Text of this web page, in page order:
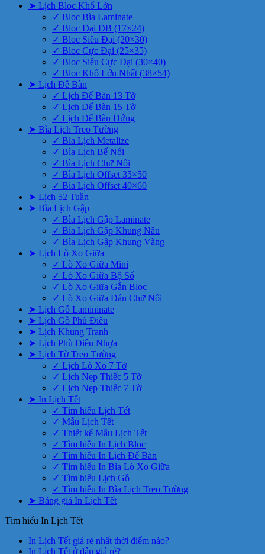
➤ Lịch Bloc Khổ Lớn
✓ Bloc Bìa Laminate
✓ Bloc Đại ĐB (17×24)
✓ Bloc Siêu Đại (20×30)
✓ Bloc Cực Đại (25×35)
✓ Bloc Siêu Cực Đại (30×40)
✓ Bloc Khổ Lớn Nhất (38×54)
➤ Lịch Để Bàn
✓ Lịch Để Bàn 13 Tờ
✓ Lịch Để Bàn 15 Tờ
✓ Lịch Để Bàn Đứng
➤ Bìa Lịch Treo Tường
✓ Bìa Lịch Metalize
✓ Bìa Lịch Bế Nổi
✓ Bìa Lịch Chữ Nổi
✓ Bìa Lịch Offset 35×50
✓ Bìa Lịch Offset 40×60
➤ Lịch 52 Tuần
➤ Bìa Lịch Gập
✓ Bìa Lịch Gập Laminate
✓ Bìa Lịch Gập Khung Nâu
✓ Bìa Lịch Gập Khung Vàng
➤ Lịch Lò Xo Giữa
✓ Lò Xo Giữa Mini
✓ Lò Xo Giữa Bộ Số
✓ Lò Xo Giữa Gắn Bloc
✓ Lò Xo Giữa Dán Chữ Nổi
➤ Lịch Gỗ Lamininate
➤ Lịch Gỗ Phù Điêu
➤ Lịch Khung Tranh
➤ Lịch Phù Điêu Nhựa
➤ Lịch Tờ Treo Tường
✓ Lịch Lò Xo 7 Tờ
✓ Lịch Nẹp Thiếc 5 Tờ
✓ Lịch Nẹp Thiếc 7 Tờ
➤ In Lịch Tết
✓ Tìm hiểu Lịch Tết
✓ Mẫu Lịch Tết
✓ Thiết kế Mẫu Lịch Tết
✓ Tìm hiểu In Lịch Bloc
✓ Tìm hiểu In Lịch Để Bàn
✓ Tìm hiểu In Bìa Lò Xo Giữa
✓ Tìm hiểu Lịch Gỗ
✓ Tìm hiểu In Bìa Lịch Treo Tường
➤ Bảng giá In Lịch Tết
Tìm hiểu In Lịch Tết
In Lịch Tết giá rẻ nhất thời điểm nào?Không
In Lịch Tết ở đâu giá rẻ?Không